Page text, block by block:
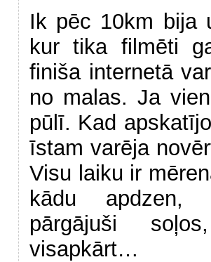
Ik pēc 10km bija
kur tika filmēti
finiša internetā
no malas. Ja
pūlī. Kad
īstam varēja
Visu laiku ir
kādu apdzen,
pārgājuši
visapkārt…